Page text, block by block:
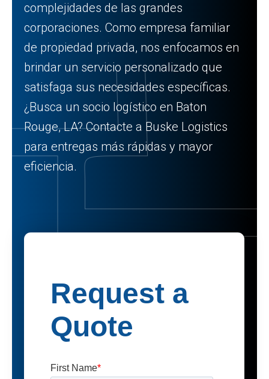
complejidades de las grandes
corporaciones. Como empresa familiar
de propiedad privada, nos enfocamos en
brindar un servicio personalizado que
satisfaga sus necesidades específicas.
¿Busca un socio logístico en Baton
Rouge, LA? Contacte a Buske Logistics
para entregas más rápidas y mayor
eficiencia.